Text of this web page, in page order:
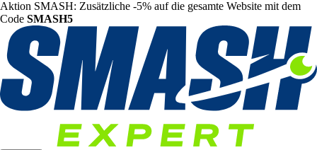
Aktion SMASH: Zusätzliche -5% auf die gesamte Website mit dem
Code SMASH5